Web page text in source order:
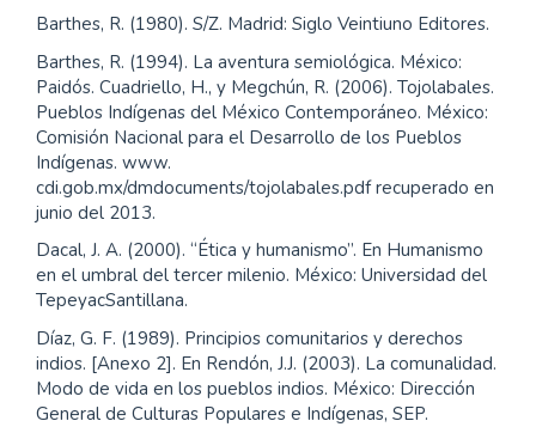
Barthes, R. (1980). S/Z. Madrid: Siglo Veintiuno Editores.
Barthes, R. (1994). La aventura semiológica. México:
Paidós. Cuadriello, H., y Megchún, R. (2006). Tojolabales.
Pueblos Indígenas del México Contemporáneo. México:
Comisión Nacional para el Desarrollo de los Pueblos
Indígenas. www.
cdi.gob.mx/dmdocuments/tojolabales.pdf recuperado en
junio del 2013.
Dacal, J. A. (2000). “Ética y humanismo”. En Humanismo
en el umbral del tercer milenio. México: Universidad del
TepeyacSantillana.
Díaz, G. F. (1989). Principios comunitarios y derechos
indios. [Anexo 2]. En Rendón, J.J. (2003). La comunalidad.
Modo de vida en los pueblos indios. México: Dirección
General de Culturas Populares e Indígenas, SEP.